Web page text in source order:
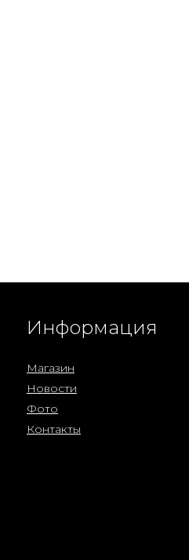
Информация
Магазин
Новости
Фото
Контакты